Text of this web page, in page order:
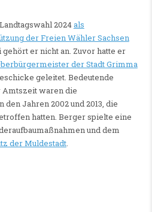
2024als
der Freien Wähler Sachsen
er nicht an. Zuvor hatte er
der Stadt Grimma
geleitet. Bedeutende
waren die
Jahren 2002 und 2013, die
hatten. Berger spielte eine
und dem
der Muldestadt.